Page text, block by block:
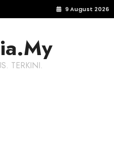
9 August 2026
TERKINI.